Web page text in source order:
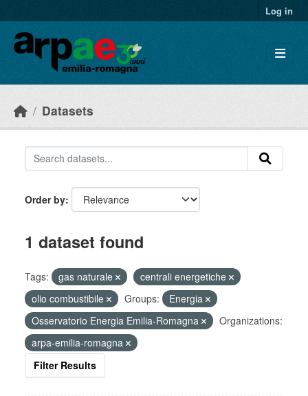
Log in
Datasets
Order by
1 dataset found
Tags: gas naturale
centrali energetiche
olio combustibile
Groups:
Energia
Osservatorio Energia Emilia-Romagna
Organizations:
arpa-emilia-romagna
Filter Results